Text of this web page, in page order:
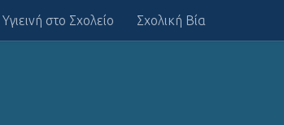
στο Σχολείο Σχολική Βία